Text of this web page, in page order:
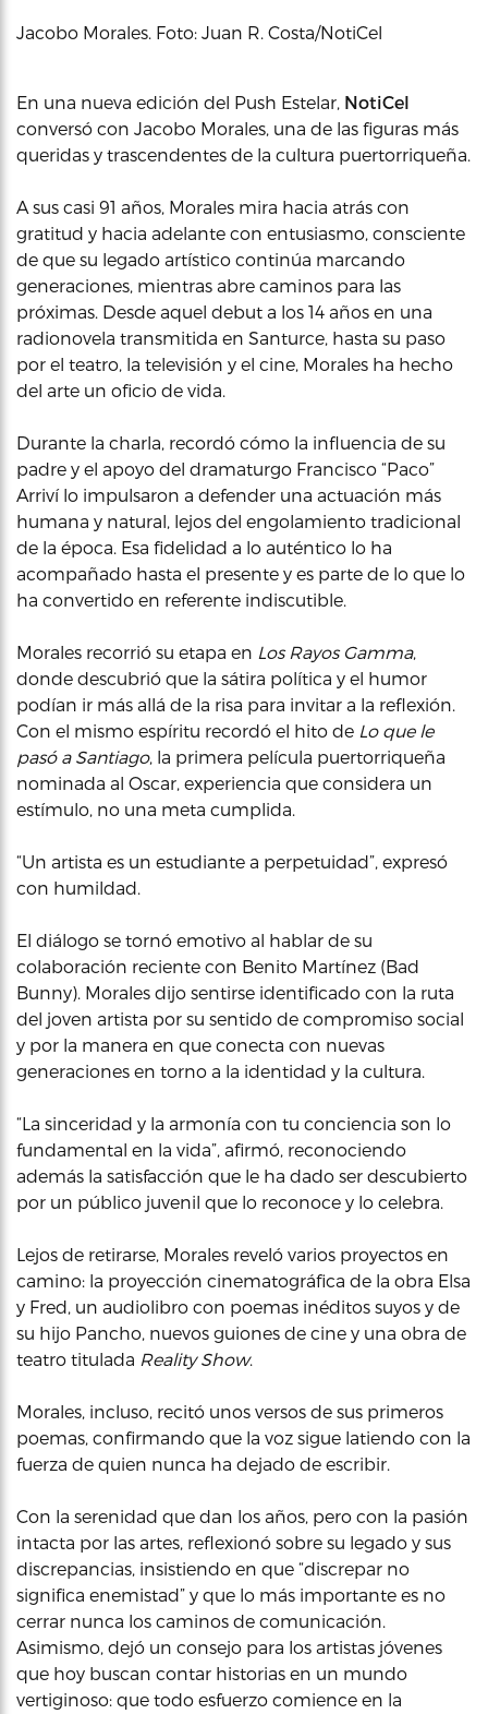
Jacobo Morales. Foto: Juan R. Costa/NotiCel
En una nueva edición del Push Estelar, NotiCel
conversó con Jacobo Morales, una de las figuras más
queridas y trascendentes de la cultura puertorriqueña.
A sus casi 91 años, Morales mira hacia atrás con
gratitud y hacia adelante con entusiasmo, consciente
de que su legado artístico continúa marcando
generaciones, mientras abre caminos para las
próximas. Desde aquel debut a los 14 años en una
radionovela transmitida en Santurce, hasta su paso
por el teatro, la televisión y el cine, Morales ha hecho
del arte un oficio de vida.
Durante la charla, recordó cómo la influencia de su
padre y el apoyo del dramaturgo Francisco “Paco”
Arriví lo impulsaron a defender una actuación más
humana y natural, lejos del engolamiento tradicional
de la época. Esa fidelidad a lo auténtico lo ha
acompañado hasta el presente y es parte de lo que lo
ha convertido en referente indiscutible.
Morales recorrió su etapa en Los Rayos Gamma,
donde descubrió que la sátira política y el humor
podían ir más allá de la risa para invitar a la reflexión.
Con el mismo espíritu recordó el hito de Lo que le
pasó a Santiago, la primera película puertorriqueña
nominada al Oscar, experiencia que considera un
estímulo, no una meta cumplida.
“Un artista es un estudiante a perpetuidad”, expresó
con humildad.
El diálogo se tornó emotivo al hablar de su
colaboración reciente con Benito Martínez (Bad
Bunny). Morales dijo sentirse identificado con la ruta
del joven artista por su sentido de compromiso social
y por la manera en que conecta con nuevas
generaciones en torno a la identidad y la cultura.
“La sinceridad y la armonía con tu conciencia son lo
fundamental en la vida”, afirmó, reconociendo
además la satisfacción que le ha dado ser descubierto
por un público juvenil que lo reconoce y lo celebra.
Lejos de retirarse, Morales reveló varios proyectos en
camino: la proyección cinematográfica de la obra Elsa
y Fred, un audiolibro con poemas inéditos suyos y de
su hijo Pancho, nuevos guiones de cine y una obra de
teatro titulada Reality Show.
Morales, incluso, recitó unos versos de sus primeros
poemas, confirmando que la voz sigue latiendo con la
fuerza de quien nunca ha dejado de escribir.
Con la serenidad que dan los años, pero con la pasión
intacta por las artes, reflexionó sobre su legado y sus
discrepancias, insistiendo en que “discrepar no
significa enemistad” y que lo más importante es no
cerrar nunca los caminos de comunicación.
Asimismo, dejó un consejo para los artistas jóvenes
que hoy buscan contar historias en un mundo
vertiginoso: que todo esfuerzo comience en la